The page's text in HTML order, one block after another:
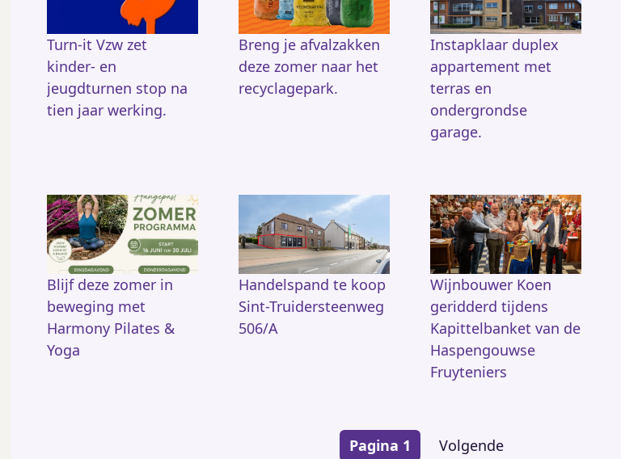
Turn-it Vzw zet
kinder- en
jeugdturnen stop na
tien jaar werking.
Breng je afvalzakken
deze zomer naar het
recyclagepark.
Instapklaar duplex
appartement met
terras en
ondergrondse
garage.
Blijf deze zomer in
beweging met
Harmony Pilates &
Yoga
Handelspand te koop
Sint-Truidersteenweg
506/A
Wijnbouwer Koen
geridderd tijdens
Kapittelbanket van de
Haspengouwse
Fruyteniers
Pagina 1
Volgende
Volgende